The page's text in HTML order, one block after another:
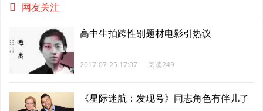
网友关注
高中生拍跨性别题材电影引热议
2017-07-25 17:07 阅读249
《星际迷航：发现号》同志角色有伴儿了